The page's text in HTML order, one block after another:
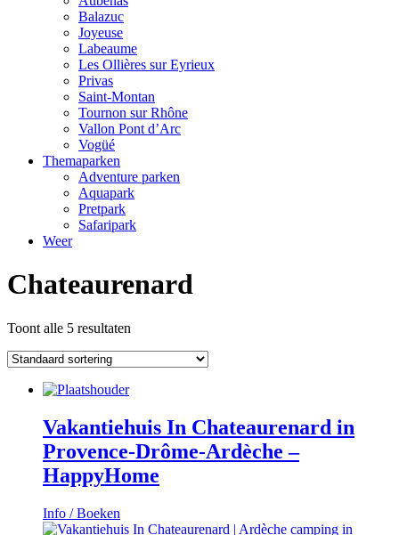
Balazuc
Joyeuse
Labeaume
Les Ollières sur Eyrieux
Privas
Saint-Montan
Tournon sur Rhône
Vallon Pont d’Arc
Vogüé
Themaparken
Adventure parken
Aquapark
Pretpark
Safaripark
Weer
Chateaurenard
Toont alle 5 resultaten
Vakantiehuis In Chateaurenard in
Provence-Drôme-Ardèche –
HappyHome
Info / Boeken